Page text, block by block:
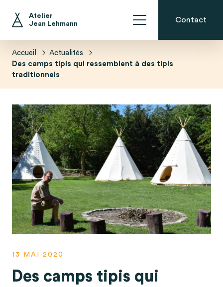
Atelier
Jean Lehmann
En direct de l’atelier
Contact
Accueil
Actualités
Des camps tipis qui ressemblent à des tipis
traditionnels
13 MAI 2020
Des camps tipis qui